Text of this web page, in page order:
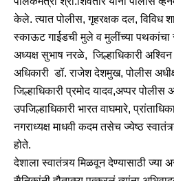
केले. त्यात पोलीस, गृहरक्षक दल, विविध
स्काऊट गाईडची मुले व मुलींच्या पथकांचा
अध्यक्ष सुभाष नरळे, जिल्हाधिकारी
अधिकारी डॉ. राजेश देशमुख, पोलीस
जिल्हाधिकारी प्रमोद यादव,अप्पर पोलीस
उपजिल्हाधिकारी भारत वाघमारे,
नगराध्यक्ष माधवी कदम तसेच ज्येष्ठ
होते.
देशाला स्वातंत्र्य मिळवून देण्यासाठी ज्या